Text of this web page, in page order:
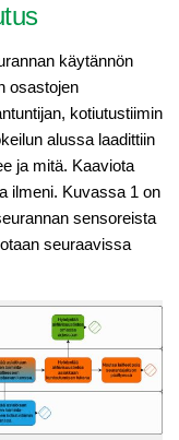
käytännön
osastojen
kotiutustiimin
alussa laadittiin
ja mitä. Kaaviota
ilmeni. Kuvassa 1 on
sensoreista
seuraavissa